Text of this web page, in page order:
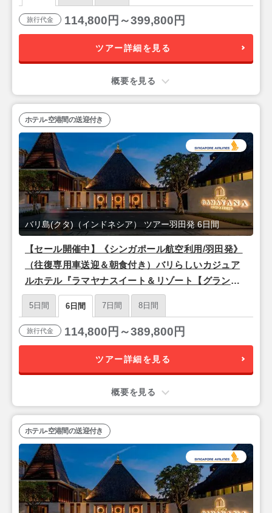
旅行代金 114,800円～399,800円
ツアー詳細を見る
概要を見る
【セール開催中】《シンガポール航空利用/羽田発》
（往復専用車送迎＆朝食付き）バリらしいカジュア
ルホテル『ラマヤナスイート＆リゾート【グランド
デラックス】』バリ島6日間
バリ島(クタ)（インドネシア） ツアー羽田発 6日間
ホテル-空港間の送迎付き
5日間 6日間 7日間 8日間
旅行代金 114,800円～389,800円
ツアー詳細を見る
概要を見る
ホテル-空港間の送迎付き